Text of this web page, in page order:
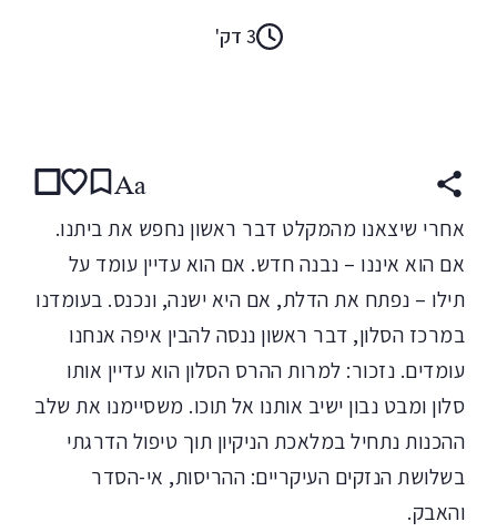
3 דק'
Aa
אחרי שיצאנו מהמקלט דבר ראשון נחפש את ביתנו.
אם הוא איננו – נבנה חדש. אם הוא עדיין עומד על
תילו – נפתח את הדלת, אם היא ישנה, ונכנס. בעומדנו
במרכז הסלון, דבר ראשון ננסה להבין איפה אנחנו
עומדים. נזכור: למרות ההרס הסלון הוא עדיין אותו
סלון ומבט נבון ישיב אותנו אל תוכו. משסיימנו את שלב
ההכנות נתחיל במלאכת הניקיון תוך טיפול הדרגתי
בשלושת הנזקים העיקריים: ההריסות, אי-הסדר
והאבק.